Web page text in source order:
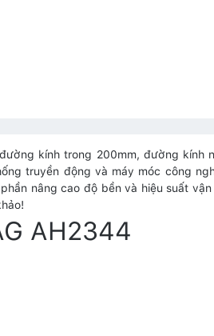
kính trong 200mm, đường kính
truyền động và máy móc công
nâng cao độ bền và hiệu suất
AH2344